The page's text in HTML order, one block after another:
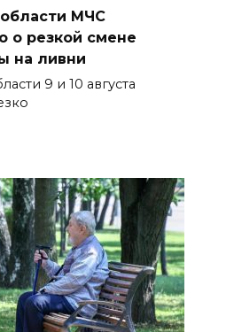
МЧС
о резкой смене
на ливни
9 и 10 августа